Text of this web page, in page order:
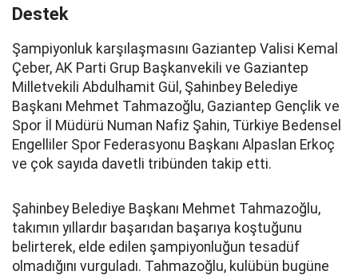
Destek
Şampiyonluk karşılaşmasını Gaziantep Valisi Kemal
Çeber, AK Parti Grup Başkanvekili ve Gaziantep
Milletvekili Abdulhamit Gül, Şahinbey Belediye
Başkanı Mehmet Tahmazoğlu, Gaziantep Gençlik ve
Spor İl Müdürü Numan Nafiz Şahin, Türkiye Bedensel
Engelliler Spor Federasyonu Başkanı Alpaslan Erkoç
ve çok sayıda davetli tribünden takip etti.
Şahinbey Belediye Başkanı Mehmet Tahmazoğlu,
takımın yıllardır başarıdan başarıya koştuğunu
belirterek, elde edilen şampiyonluğun tesadüf
olmadığını vurguladı. Tahmazoğlu, kulübün bugüne